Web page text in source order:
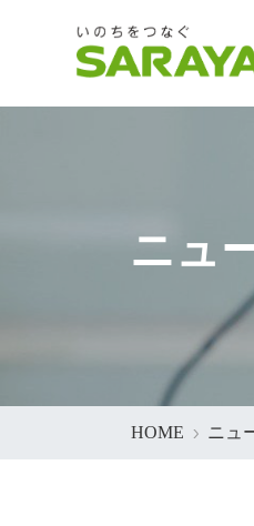
ニュ
HOME ニュ